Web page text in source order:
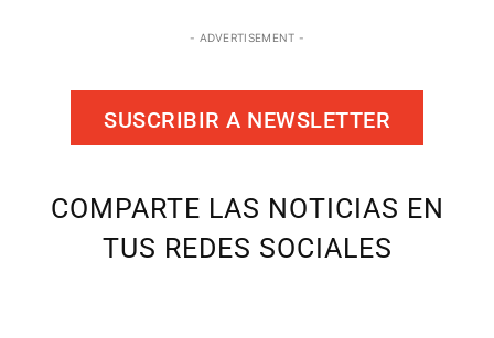
- ADVERTISEMENT -
SUSCRIBIR A NEWSLETTER
COMPARTE LAS NOTICIAS EN
TUS REDES SOCIALES